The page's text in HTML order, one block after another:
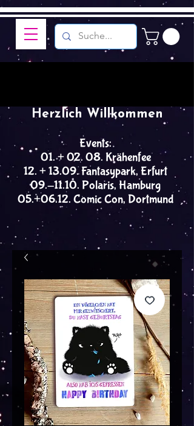
Events:
01. + 02. 08. Krähenfee
12. + 13.09. Fantasypark, Erfurt
09.-11.10. Polaris, Hamburg
05.+06.12. Comic Con, Dortmund
Herzlich Willkommen